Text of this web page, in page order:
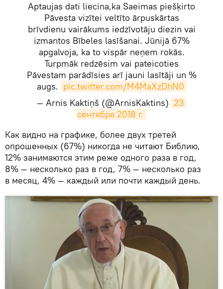
Aptaujas dati liecina,ka Saeimas piešķirto
Pāvesta vizītei veltīto ārpuskārtas
brīvdienu vairākums iedzīvotāju diezin vai
izmantos Bībeles lasīšanai. Jūnijā 67%
apgalvoja, ka to vispār neņem rokās.
Turpmāk redzēsim vai pateicoties
Pāvestam parādīsies arī jauni lasītāji un %
augs. pic.twitter.com/M4MaXzDhN0
— Arnis Kaktiņš (@ArnisKaktins) 23
сентября 2018 г.
​Как видно на графике, более двух третей
опрошенных (67%) никогда не читают Библию,
12% занимаются этим реже одного раза в год,
8% — несколько раз в год, 7% — несколько раз
в месяц, 4% — каждый или почти каждый день.